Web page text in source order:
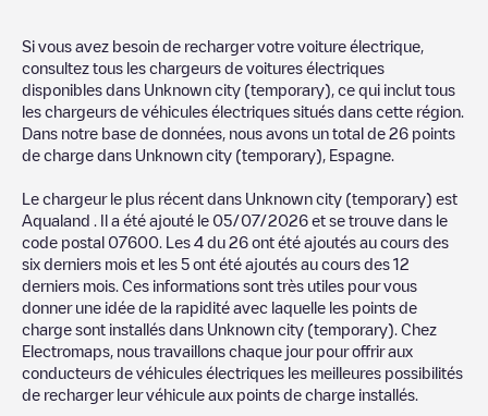
Si vous avez besoin de recharger votre voiture électrique,
consultez tous les chargeurs de voitures électriques
disponibles dans Unknown city (temporary) , ce qui inclut tous
les chargeurs de véhicules électriques situés dans cette région.
Dans notre base de données, nous avons un total de 26 points
de charge dans Unknown city (temporary) Espagne
Le chargeur le plus récent dans Unknown city (temporary) est
Aqualand
. Il a été ajouté le 05/07/2026 et se trouve dans le
code postal 07600 . Les 4 du 26 ont été ajoutés au cours des
six derniers mois et les 5 ont été ajoutés au cours des 12
derniers mois. Ces informations sont très utiles pour vous
donner une idée de la rapidité avec laquelle les points de
charge sont installés dans Unknown city (temporary) . Chez
Electromaps, nous travaillons chaque jour pour offrir aux
conducteurs de véhicules électriques les meilleures possibilités
de recharger leur véhicule aux points de charge installés.